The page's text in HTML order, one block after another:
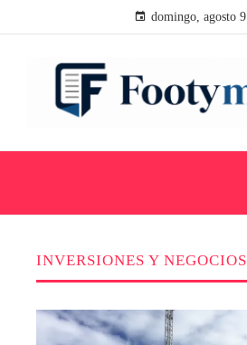
domingo, agosto 9
INVERSIONES Y NEGOCIOS